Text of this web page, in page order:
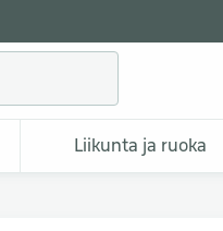
Liikunta ja ruoka